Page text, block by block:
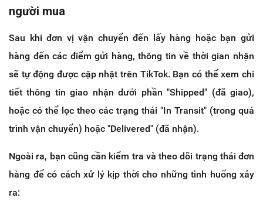
người mua
Sau khi đơn vị vận chuyển đến lấy hàng hoặc bạn gửi
hàng đến các điểm gửi hàng, thông tin về thời gian nhận
sẽ tự động được cập nhật trên TikTok. Bạn có thể xem chi
tiết thông tin giao nhận dưới phần "Shipped" (đã giao),
hoặc có thể lọc theo các trạng thái "In Transit" (trong quá
trình vận chuyển) hoặc "Delivered" (đã nhận).
Ngoài ra, bạn cũng cần kiểm tra và theo dõi trạng thái đơn
hàng để có cách xử lý kịp thời cho những tình huống xảy
ra: